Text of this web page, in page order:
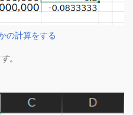
の計算をする
。